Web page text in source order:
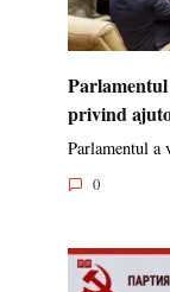
privind
Parlamentul a
0